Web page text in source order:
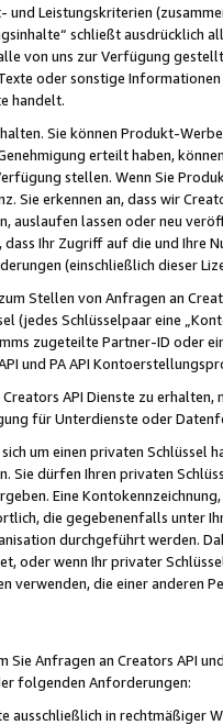
und Leistungskriterien
schließt ausdrücklich
von uns zur Verfügung
oder sonstige
handelt.
Sie können Produkt-
erteilt haben,
stellen. Wenn Sie
Sie erkennen an, dass wir
auslaufen lassen oder neu
Ihr Zugriff auf die und Ihre
(einschließlich dieser
Stellen von Anfragen an
(jedes Schlüsselpaar eine
zugeteilte Partner-ID oder
und PA API
API Dienste zu
für Unterdienste oder
um einen privaten
Sie dürfen Ihren privaten
Eine
die gegebenenfalls unter
durchgeführt werden.
oder wenn Ihr privater
verwenden, die einer anderen
Sie Anfragen an Creators API
folgenden Anforderungen:
ausschließlich in rechtmäßiger